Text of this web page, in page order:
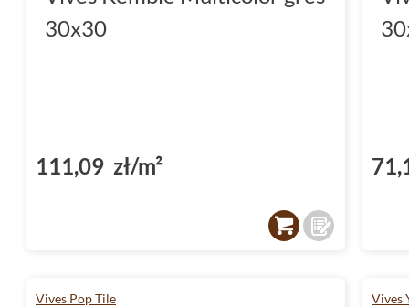
30x30
111,09 zł/m²
Vives Pop Tile Vives